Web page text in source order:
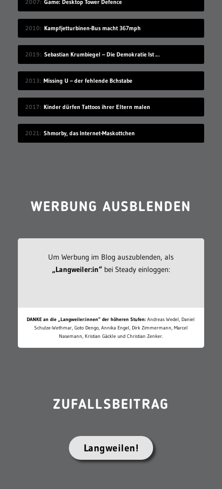
2007 Game: Desktop Tower Defence
2010 Kampfjetturbinen-Bus macht 367mph
2019 Sebastian Krumbiegel – Die Demokratie Ist Weiblich
2013 Missing U – der fehlende Bchstabe
2017 Kinder dürfen Tattoos ihrer Eltern malen
2021 Shmorby, das Internet-Maskottchen
WERBUNG AUSBLENDEN
Um Werbung im Blog auszublenden, als
„Langweiler:in“bei Steady einloggen:
DANKE an die „Langweiler:innen“ der höheren Stufen: Andreas Wedel, Daniel
Schulze-Wethmar, Goto Dengo, Annika Engel, Dirk Zimmermann, Marcel
Nasemann, Kristian Gäckle und Christian Zenker.
ZUFALLSBEITRAG
Langweilen!